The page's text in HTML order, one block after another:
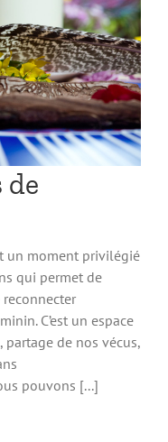
de
un moment privilégié
qui permet de
C’est un espace
partage de nos vécus,
pouvons [...]